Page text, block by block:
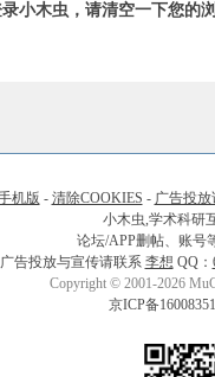
小木虫，请清空一下您的
机版 - 清除COOKIES - 广告投放
小木虫,学术科研
论坛/APP删帖、账号
广告投放与宣传请联系 李想 QQ：
Copyright © 2001-2026
京ICP备